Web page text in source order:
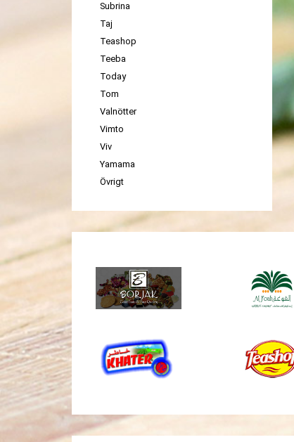
Subrina
Taj
Teashop
Teeba
Today
Tom
Valnötter
Vimto
Viv
Yamama
Övrigt